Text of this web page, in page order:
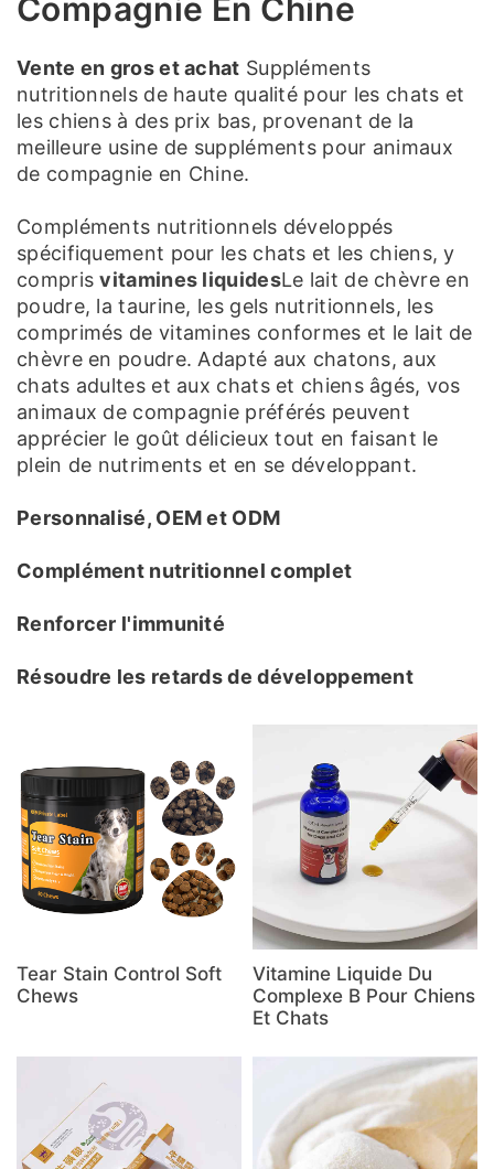
Compagnie En Chine
Vente en gros et achat Suppléments
nutritionnels de haute qualité pour les chats et
les chiens à des prix bas, provenant de la
meilleure usine de suppléments pour animaux
de compagnie en Chine.
Compléments nutritionnels développés
spécifiquement pour les chats et les chiens, y
comprisvitamines liquidesLe lait de chèvre en
poudre, la taurine, les gels nutritionnels, les
comprimés de vitamines conformes et le lait de
chèvre en poudre. Adapté aux chatons, aux
chats adultes et aux chats et chiens âgés, vos
animaux de compagnie préférés peuvent
apprécier le goût délicieux tout en faisant le
plein de nutriments et en se développant.
Personnalisé, OEM et ODM
Complément nutritionnel complet
Renforcer l'immunité
Résoudre les retards de développement
Tear Stain Control Soft
Chews
Vitamine Liquide Du
Complexe B Pour Chiens
Et Chats